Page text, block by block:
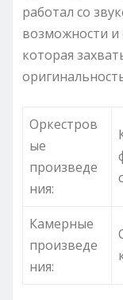
работал со
возможности и
которая
Оркестров
ые
произведе
ния:
Камерные
произведе
ния: